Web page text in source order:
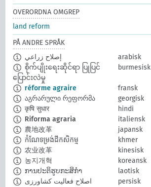
OVERORDNA OMGREP
land reform
PÅ ANDRE SPRÅK
إصلاح زراعي
arabisk
စိုက်ပျိုးရေးဆိုင်ရာ ပြုပြင်
ပြောင်းလဲမှု
burmesisk
réforme agraire
fransk
აგრარული რეფორმა
georgisk
कृषि सुधार
hindi
Riforma agraria
italiensk
農地改革
japansk
កំណែទម្រង់ដីកសិកម្ម
khmer
农业改革
kinesisk
농지개혁
koreansk
ການປະຕິຮູບກະສິກຳ
laotisk
اصلاح فعالیت کشاورزی
persisk